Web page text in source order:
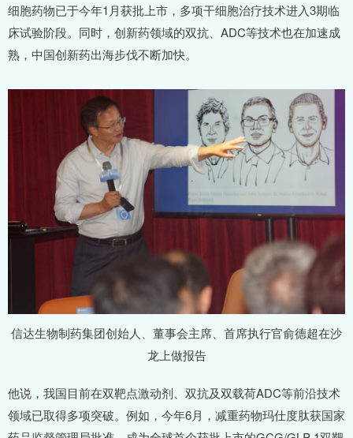
细胞药物已于今年1月获批上市，多项干细胞治疗技术进入3期临
床试验阶段。同时，创新药领域的双抗、ADC等技术也在加速成
熟，中国创新药出海步伐不断加快。
信达生物制药集团创始人、董事会主席、首席执行官俞德超在沙
龙上做报告
他说，我国目前在双靶点激动剂、双抗及双载荷ADC等前沿技术
领域已取得多项突破。例如，今年6月，减重药物玛仕度肽获国家